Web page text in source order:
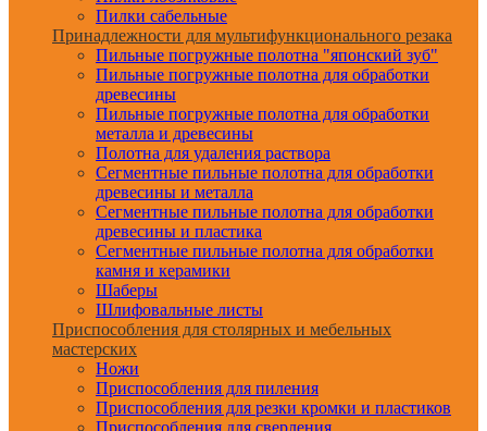
Пилки сабельные
Принадлежности для мультифункционального резака
Пильные погружные полотна "японский зуб"
Пильные погружные полотна для обработки
древесины
Пильные погружные полотна для обработки
металла и древесины
Полотна для удаления раствора
Сегментные пильные полотна для обработки
древесины и металла
Сегментные пильные полотна для обработки
древесины и пластика
Сегментные пильные полотна для обработки
камня и керамики
Шаберы
Шлифовальные листы
Приспособления для столярных и мебельных
мастерских
Ножи
Приспособления для пиления
Приспособления для резки кромки и пластиков
Приспособления для сверления